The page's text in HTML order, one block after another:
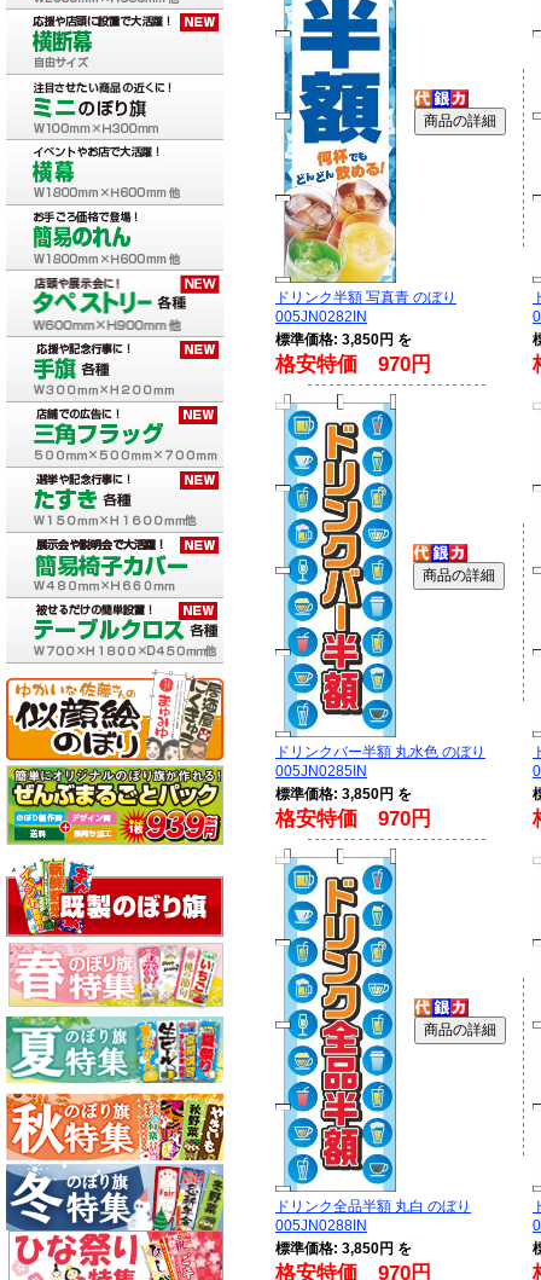
ドリンク半額 写真青 のぼり
005JN0282IN
標準価格: 3,850円 を
格安特価 970円
ドリンクバー半額 丸水色 のぼり
005JN0285IN
標準価格: 3,850円 を
格安特価 970円
ドリンク全品半額 丸白 のぼり
005JN0288IN
標準価格: 3,850円 を
格安特価 970円